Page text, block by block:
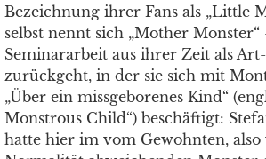
Bezeichnung ihrer Fans als „Little
selbst nennt sich „Mother
Seminararbeit aus ihrer Zeit als
zurückgeht, in der sie sich mit
„Über ein missgeborenes Kind“
Monstrous Child“) beschäftigt:
hatte hier im vom Gewohnten,